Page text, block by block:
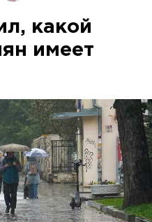
какой
имеет